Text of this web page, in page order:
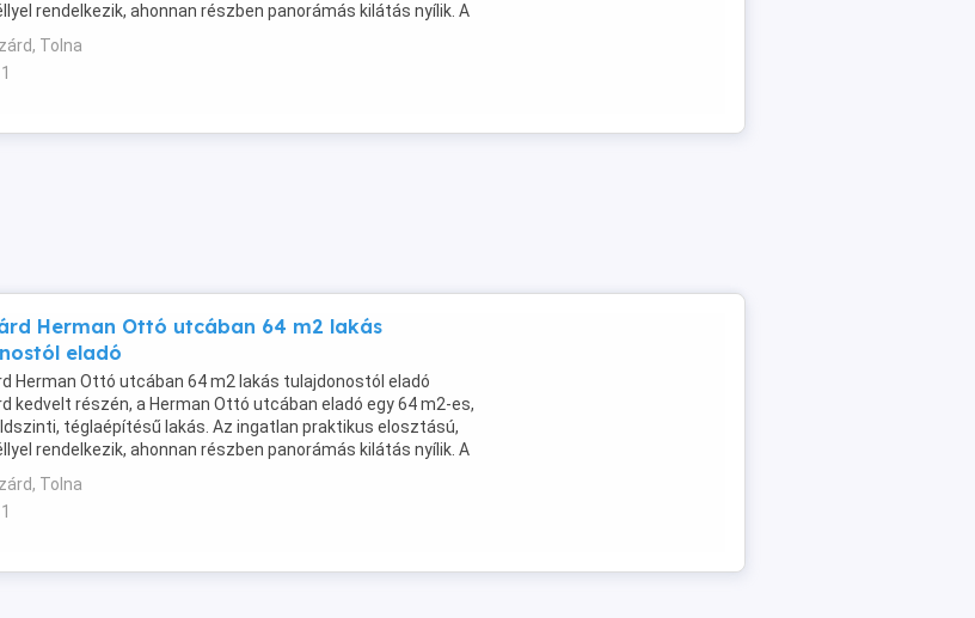
rendelkezik, ahonnan részben panorámás kilátás nyílik. A
szerint felújítandó, ...
Tolna
Herman Ottó utcában 64 m2 lakás
eladó
Herman Ottó utcában 64 m2 lakás tulajdonostól eladó
kedvelt részén, a Herman Ottó utcában eladó egy 64 m2-es,
téglaépítésű lakás. Az ingatlan praktikus elosztású,
rendelkezik, ahonnan részben panorámás kilátás nyílik. A
szerint felújítandó, ...
Tolna